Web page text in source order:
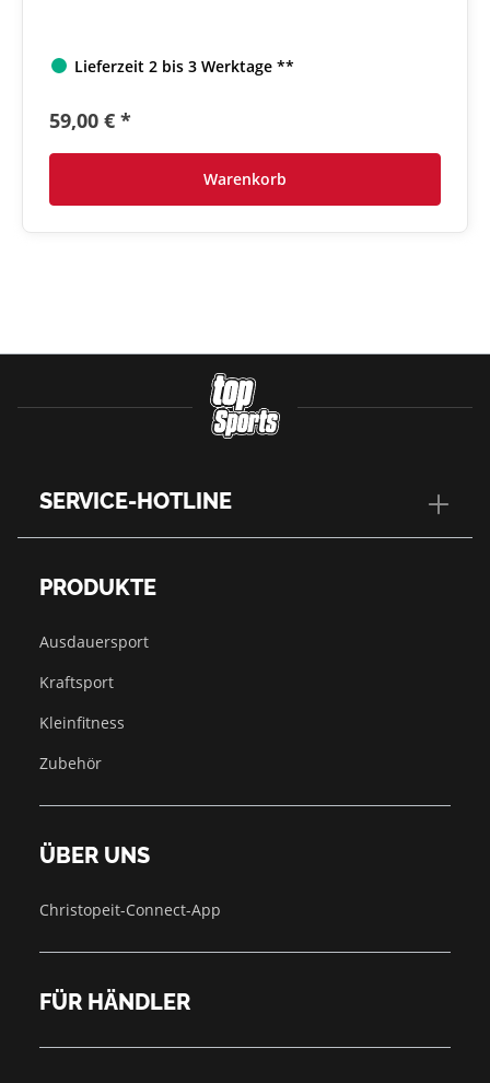
Lieferzeit 2 bis 3 Werktage **
59,00 € *
Warenkorb
SERVICE-HOTLINE
PRODUKTE
Ausdauersport
Kraftsport
Kleinfitness
Zubehör
ÜBER UNS
Christopeit-Connect-App
FÜR HÄNDLER